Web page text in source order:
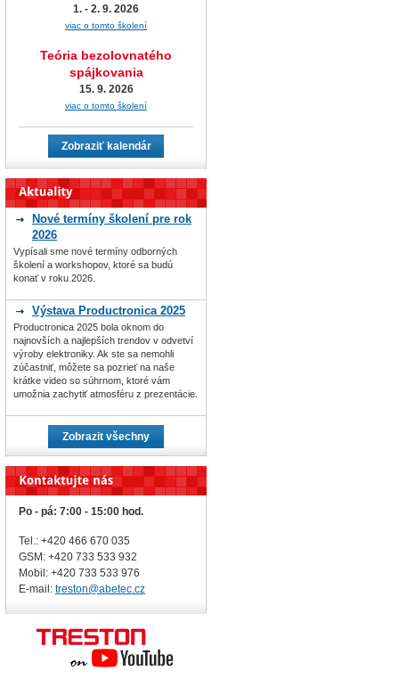
1. - 2. 9. 2026
viac o tomto školení
Teória bezolovnatého
spájkovania
15. 9. 2026
viac o tomto školení
Zobraziť kalendár
Nové termíny školení pre rok
2026
Vypísali sme nové termíny odborných
školení a workshopov, ktoré sa budú
konať v roku 2026.
Výstava Productronica 2025
Productronica 2025 bola oknom do
najnovších a najlepších trendov v odvetví
výroby elektroniky. Ak ste sa nemohli
zúčastniť, môžete sa pozrieť na naše
krátke video so súhrnom, ktoré vám
umožnia zachytiť atmosféru z prezentácie.
Zobrazit všechny
Po - pá: 7:00 - 15:00 hod.
Tel.: +420 466 670 035
GSM: +420 733 533 932
Mobil: +420 733 533 976
E-mail: treston@abetec.cz